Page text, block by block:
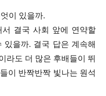
이 있을까.
결국 사회 앞에 연약할
을까. 결국 답은 계속해
라도 더 많은 후배들이 뛰
이 반짝반짝 빛나는 원석